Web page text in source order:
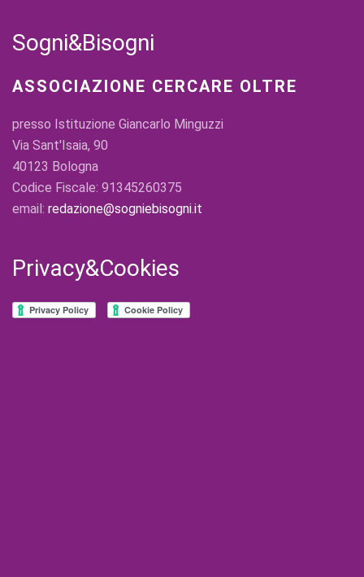
Sogni&Bisogni
ASSOCIAZIONE CERCARE OLTRE
presso Istituzione Giancarlo Minguzzi
Via Sant'Isaia, 90
40123 Bologna
Codice Fiscale: 91345260375
email: redazione@sogniebisogni.it
Privacy&Cookies